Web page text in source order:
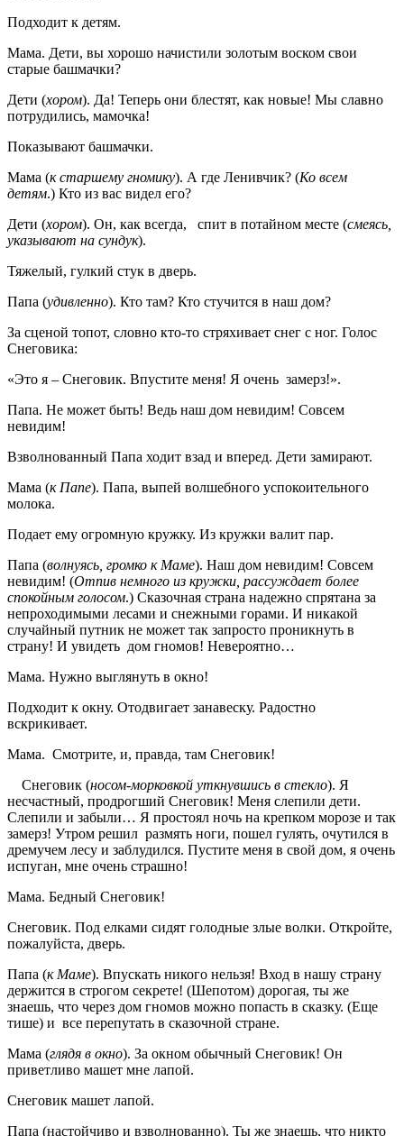
Подходит к детям.
Мама. Дети, вы хорошо начистили золотым воском свои
старые башмачки?
Дети (хором). Да! Теперь они блестят, как новые! Мы славно
потрудились, мамочка!
Показывают башмачки.
Мама (к старшему гномику). А где Ленивчик? (Ко всем
детям.) Кто из вас видел его?
Дети (хором). Он, как всегда, спит в потайном месте (смеясь,
указывают на сундук).
Тяжелый, гулкий стук в дверь.
Папа (удивленно). Кто там? Кто стучится в наш дом?
За сценой топот, словно кто-то стряхивает снег с ног. Голос
Снеговика:
«Это я – Снеговик. Впустите меня! Я очень замерз!».
Папа. Не может быть! Ведь наш дом невидим! Совсем
невидим!
Взволнованный Папа ходит взад и вперед. Дети замирают.
Мама (к Папе). Папа, выпей волшебного успокоительного
молока.
Подает ему огромную кружку. Из кружки валит пар.
Папа (волнуясь, громко к Маме). Наш дом невидим! Совсем
невидим! (Отпив немного из кружки, рассуждает более
спокойным голосом.) Сказочная страна надежно спрятана за
непроходимыми лесами и снежными горами. И никакой
случайный путник не может так запросто проникнуть в
страну! И увидеть дом гномов! Невероятно…
Мама. Нужно выглянуть в окно!
Подходит к окну. Отодвигает занавеску. Радостно
вскрикивает.
Мама. Смотрите, и, правда, там Снеговик!
Снеговик (носом-морковкой уткнувшись в стекло). Я
несчастный, продрогший Снеговик! Меня слепили дети.
Слепили и забыли… Я простоял ночь на крепком морозе и так
замерз! Утром решил размять ноги, пошел гулять, очутился в
дремучем лесу и заблудился. Пустите меня в свой дом, я очень
испуган, мне очень страшно!
Мама. Бедный Снеговик!
Снеговик. Под елками сидят голодные злые волки. Откройте,
пожалуйста, дверь.
Папа (к Маме). Впускать никого нельзя! Вход в нашу страну
держится в строгом секрете! (Шепотом) дорогая, ты же
знаешь, что через дом гномов можно попасть в сказку. (Еще
тише) и все перепутать в сказочной стране.
Мама (глядя в окно). За окном обычный Снеговик! Он
приветливо машет мне лапой.
Снеговик машет лапой.
Папа (настойчиво и взволнованно). Ты же знаешь, что никто